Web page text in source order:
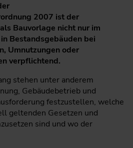
2007 ist der
Bauvorlage nicht nur im
Bestandsgebäuden bei
Umnutzungen oder
verpflichtend.
stehen unter anderem
Gebäudebetrieb und
festzustellen, welche
geltenden Gesetzen und
sind und wo der